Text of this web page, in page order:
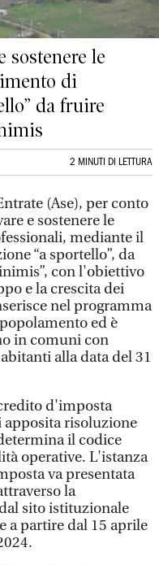
sostenere le
di
da fruire
2 MINUTI DI LETTURA
(Ase), per conto
e sostenere le
mediante il
“a sportello”, da
con l'obiettivo
e la crescita dei
nel programma
ed è
in comuni con
alla data del 31
d'imposta
risoluzione
il codice
operative. L'istanza
va presentata
la
sito istituzionale
a partire dal 15 aprile